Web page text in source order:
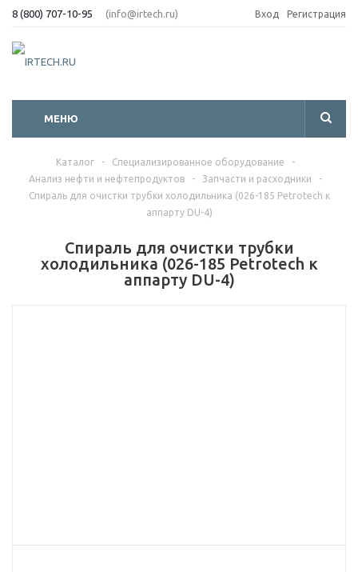
8 (800) 707-10-95 (info@irtech.ru) Вход Регистрация
МЕНЮ
Каталог - Специализированное оборудование
-
Анализ нефти и нефтепродуктов
- Запчасти и расходники
-
Спираль для очистки трубки холодильника (026-185 Petrotech к
аппарту DU-4)
Спираль для очистки трубки
холодильника (026-185 Petrotech к
аппарту DU-4)